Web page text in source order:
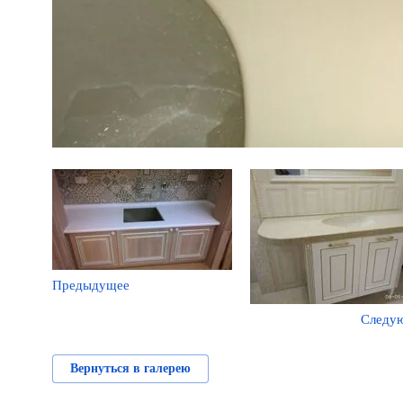
Предыдущее
Вернуться в галерею